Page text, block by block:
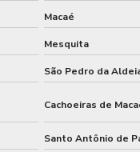
Macaé
Mesquita
São Pedro da
Cachoeiras de
Santo Antônio de